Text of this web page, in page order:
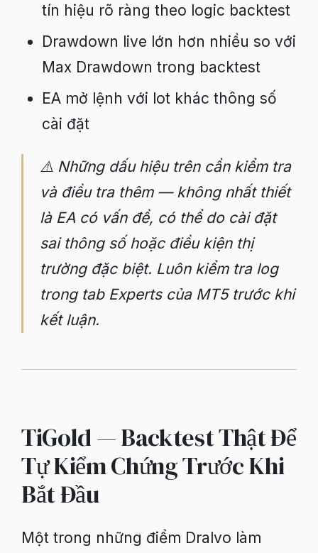
tín hiệu rõ ràng theo logic backtest
Drawdown live lớn hơn nhiều so với
Max Drawdown trong backtest
EA mở lệnh với lot khác thông số
cài đặt
⚠️ Những dấu hiệu trên cần kiểm tra
và điều tra thêm — không nhất thiết
là EA có vấn đề, có thể do cài đặt
sai thông số hoặc điều kiện thị
trường đặc biệt. Luôn kiểm tra log
trong tab Experts của MT5 trước khi
kết luận.
TiGold — Backtest Thật Để
Tự Kiểm Chứng Trước Khi
Bắt Đầu
Một trong những điểm Dralvo làm